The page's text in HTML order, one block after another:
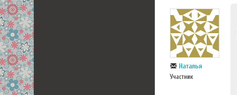
Наталья
Участник